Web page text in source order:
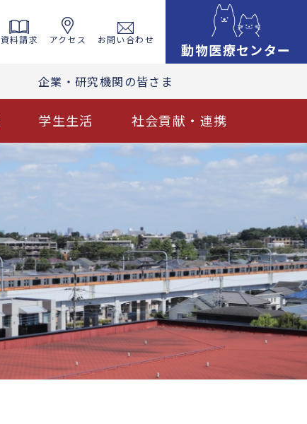
資料請求 アクセス お問い合わせ
動物医療センター
企業・研究機関の皆さま
学生生活 社会貢献・連携